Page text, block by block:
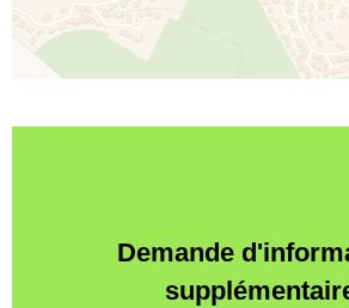
Demande